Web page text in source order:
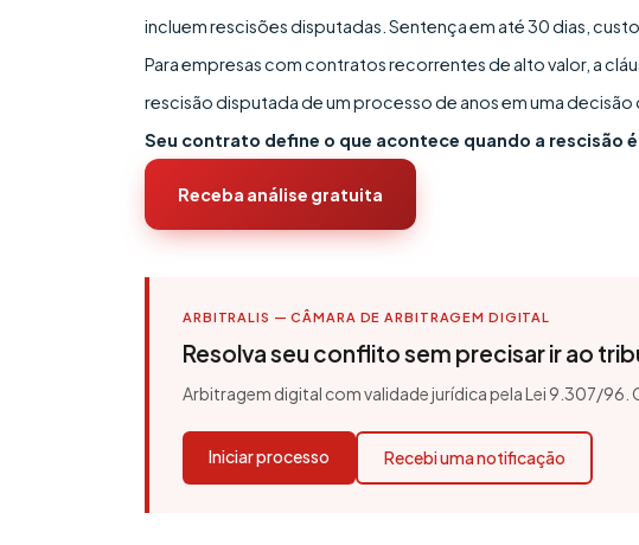
incluem rescisões disputadas. Sentença em até 30 dias,
Para empresas com contratos recorrentes de alto valor, a
rescisão disputada de um processo de anos em uma decisão
Seu contrato define o que acontece quando a rescisão
Receba análise gratuita
ARBITRALIS — CÂMARA DE ARBITRAGEM DIGITAL
Resolva seu conflito sem precisar ir ao
Arbitragem digital com validade jurídica pela Lei 9.307/96.
Iniciar processo Recebi uma notificação